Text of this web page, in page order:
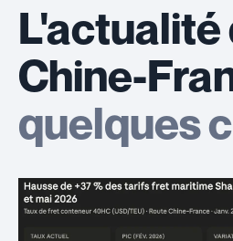
L'actualité
Chine-
quelques